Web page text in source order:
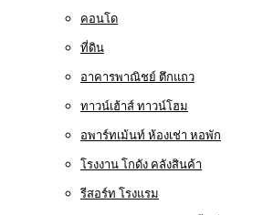
คอนโด
ที่ดิน
อาคารพาณิชย์ ตึกแถว
ทาวน์เฮ้าส์ ทาวน์โฮม
อพาร์ทเม้นท์ ห้องเช่า หอพัก
โรงงาน โกดัง คลังสินค้า
รีสอร์ท โรงแรม